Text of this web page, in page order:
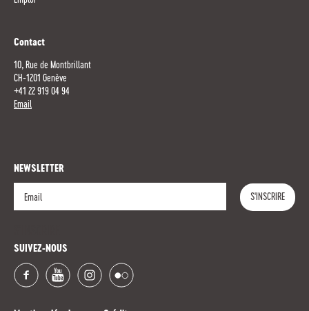
Contact
10, Rue de Montbrillant
CH-1201 Genève
+41 22 919 04 94
Email
NEWSLETTER
S'INSCRIRE
SUIVEZ-NOUS